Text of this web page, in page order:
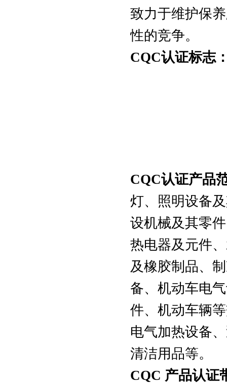
致力于维护保
性的竞争。
CQC认证标志
CQC认证产品
灯、照明设备
设机械及其零
热电器及元件
及橡胶制品、
备、机动车电
件、机动车辆
电气加热设备
清洁用品等。
CQC 产品认证